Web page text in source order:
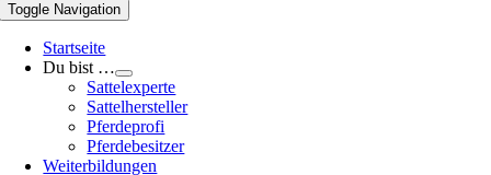
Toggle Navigation
Startseite
Du bist …
Sattelexperte
Sattelhersteller
Pferdeprofi
Pferdebesitzer
Weiterbildungen